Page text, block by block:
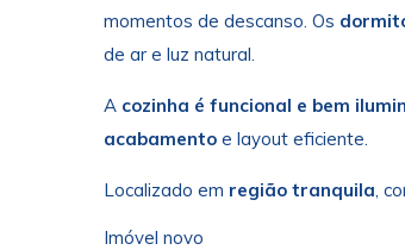
momentos de descanso. Os
de ar e luz natural.
A cozinha é funcional e bem
acabamento e layout eficiente.
Localizado em região tranquila ,
Imóvel novo